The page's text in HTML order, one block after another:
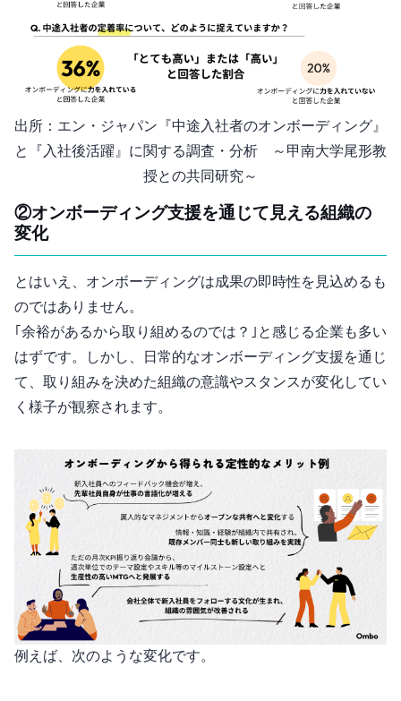
出所：エン・ジャパン『中途入社者のオンボーディング』
と『入社後活躍』 に関する調査・分析 ～甲南⼤学 尾形教
授との共同研究～
②オンボーディング支援を通じて見える組織の
変化
とはいえ、オンボーディングは成果の即時性を見込めるも
のではありません。
｢余裕があるから取り組めるのでは？｣と感じる企業も多い
はずです。しかし、日常的なオンボーディング支援を通じ
て、取り組みを決めた組織の意識やスタンスが変化してい
く様子が観察されます。
例えば、次のような変化です。